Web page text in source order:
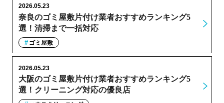
奈良のゴミ屋敷片付け業者おすすめランキング5
選！清掃まで一括対応
2026.05.23
ゴミ屋敷
大阪のゴミ屋敷片付け業者おすすめランキング5
選！クリーニング対応の優良店
2026.05.23